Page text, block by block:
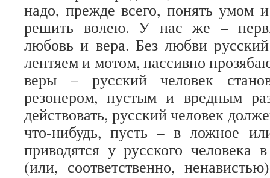
надо, прежде всего, понять умом
решить волею. У нас же –
любовь и вера. Без любви русский
лентяем и мотом, пассивно
веры – русский человек
резонером, пустым и вредным
действовать, русский человек
что-нибудь, пусть – в ложное
приводятся у русского
(или, соответственно,